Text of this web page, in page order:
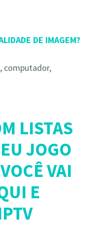
DE IMAGEM?
computador,
LISTAS
JOGO
VAI
E